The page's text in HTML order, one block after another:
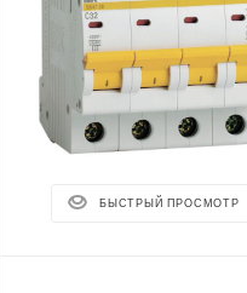
БЫСТРЫЙ ПРОСМОТР